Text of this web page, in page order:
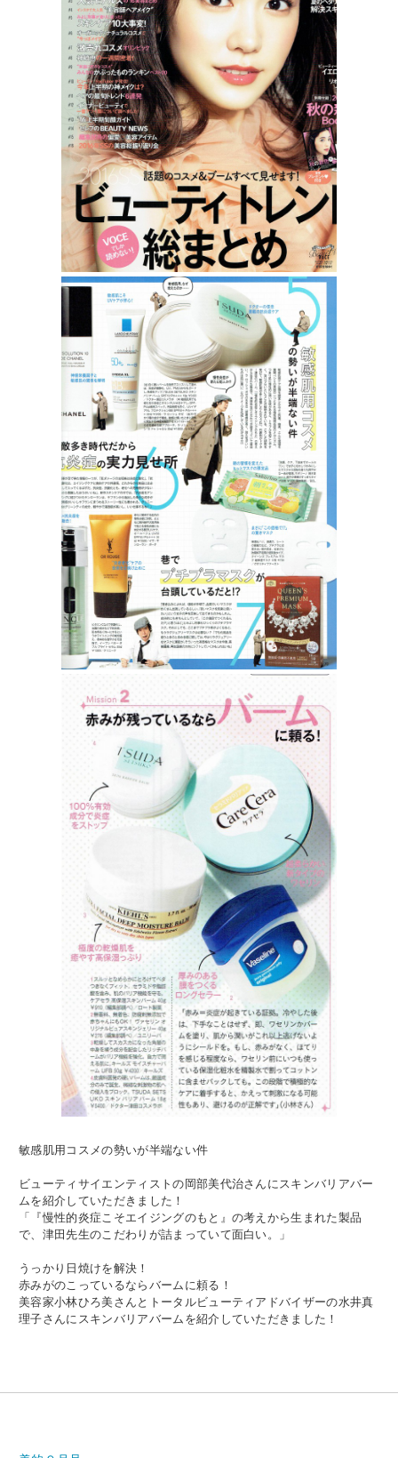
敏感肌用コスメの勢いが半端ない件
ビューティサイエンティストの岡部美代治さんにスキンバリアバー
ムを紹介していただきました！
「『慢性的炎症こそエイジングのもと』の考えから生まれた製品
で、津田先生のこだわりが詰まっていて面白い。」
うっかり日焼けを解決！
赤みがのこっているならバームに頼る！
美容家小林ひろ美さんとトータルビューティアドバイザーの水井真
理子さんにスキンバリアバームを紹介していただきました！